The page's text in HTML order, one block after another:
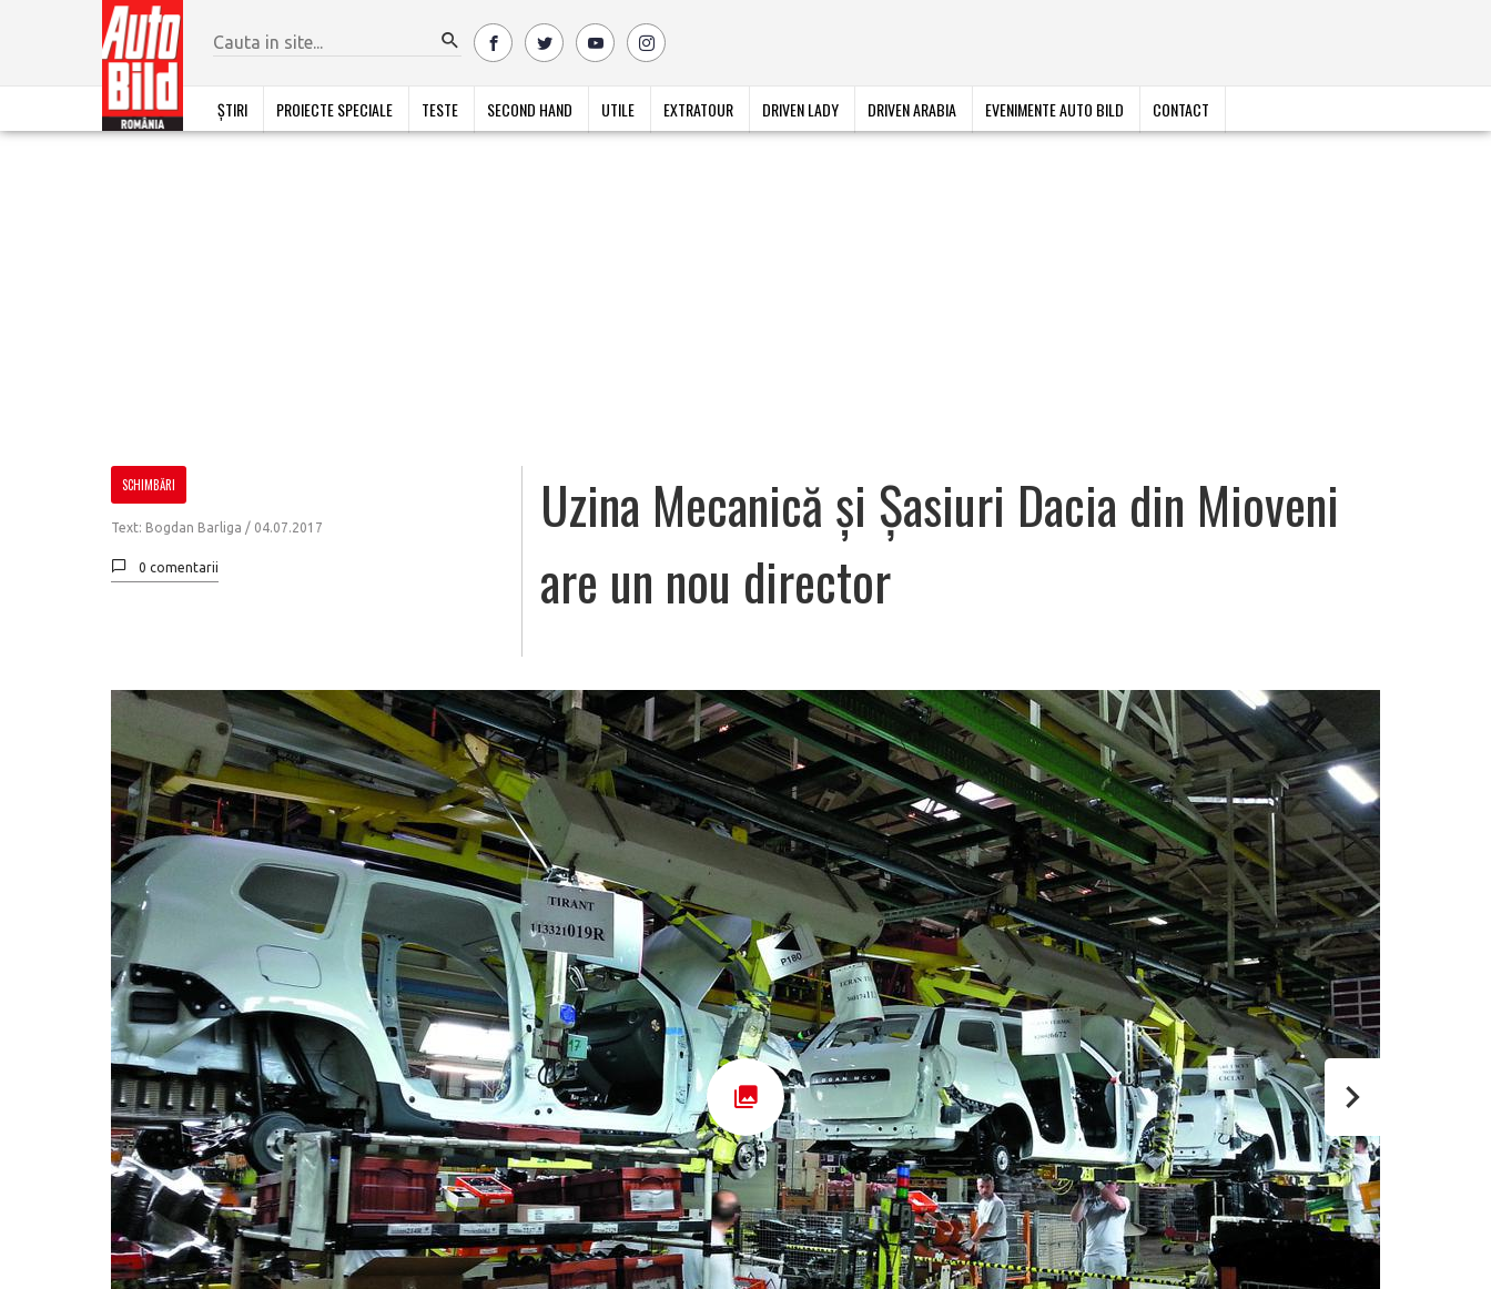
ȘTIRI PROIECTE SPECIALE TESTE SECOND HAND UTILE EXTRATOUR DRIVEN LADY DRIVEN ARABIA EVENIMENTE AUTO BILD CONTACT
SCHIMBĂRI
Text: Bogdan Barliga / 04.07.2017
0 comentarii
Uzina Mecanică și Șasiuri Dacia din Mioveni
are un nou director